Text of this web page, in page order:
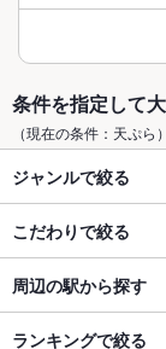
条件を指定して
（現在の条件：天ぷら）
ジャンルで絞る
こだわりで絞る
周辺の駅から探す
ランキングで絞る